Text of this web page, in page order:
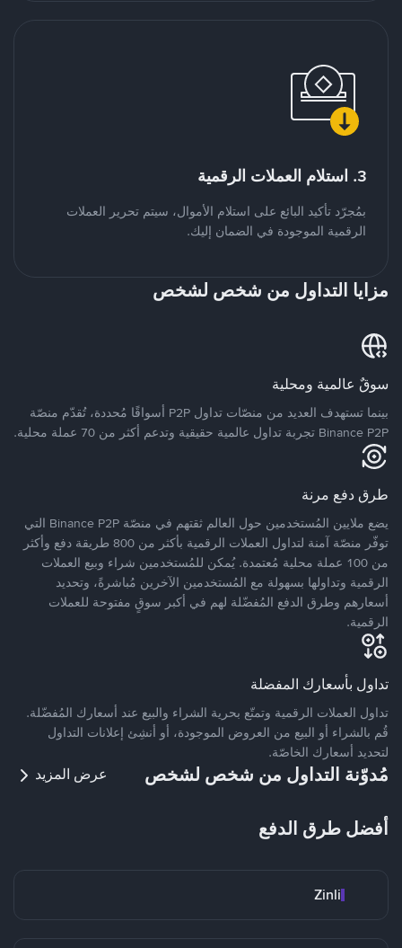
3. استلام العملات الرقمية
بمُجرّد تأكيد البائع على استلام الأموال، سيتم تحرير العملات
الرقمية الموجودة في الضمان إليك.
مزايا التداول من شخص لشخص
سوقٌ عالمية ومحلية
بينما تستهدف العديد من منصّات تداول P2P أسواقًا مُحددة، تُقدّم منصّة
Binance P2P تجربة تداول عالمية حقيقية وتدعم أكثر من 70 عملة محلية.
طرق دفع مرنة
يضع ملايين المُستخدمين حول العالم ثقتهم في منصّة Binance P2P التي
توفّر منصّة آمنة لتداول العملات الرقمية بأكثر من 800 طريقة دفع وأكثر
من 100 عملة محلية مُعتمدة. يُمكن للمُستخدمين شراء وبيع العملات
الرقمية وتداولها بسهولة مع المُستخدمين الآخرين مُباشرةً، وتحديد
أسعارهم وطرق الدفع المُفضّلة لهم في أكبر سوقٍ مفتوحة للعملات
الرقمية.
تداول بأسعارك المفضلة
تداول العملات الرقمية وتمتّع بحرية الشراء والبيع عند أسعارك المُفضّلة.
قُم بالشراء أو البيع من العروض الموجودة، أو أنشِئ إعلانات التداول
لتحديد أسعارك الخاصّة.
مُدوّنة التداول من شخص لشخص عرض المزيد
أفضل طرق الدفع
Zinli